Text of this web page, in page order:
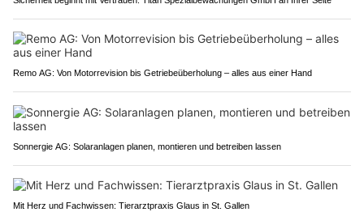
Remo AG: Von Motorrevision bis Getriebeüberholung – alles aus einer Hand
Sonnergie AG: Solaranlagen planen, montieren und betreiben lassen
Mit Herz und Fachwissen: Tierarztpraxis Glaus in St. Gallen